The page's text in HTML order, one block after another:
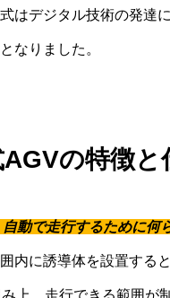
はデジタル技術の発達
なりました。
の特徴と
動で走行するために何
内に誘導体を設置する
上、走行できる範囲が